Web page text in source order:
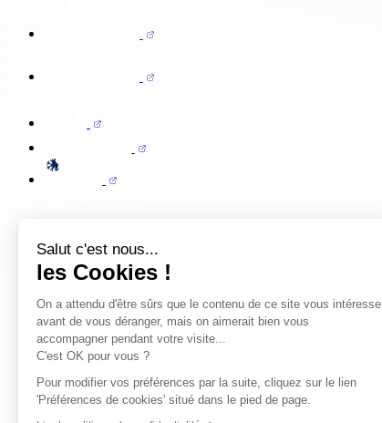
Salut c'est nous...
les Cookies !
On a attendu d'être sûrs que le contenu de ce site vous intéresse
avant de vous déranger, mais on aimerait bien vous
accompagner pendant votre visite...
C'est OK pour vous ?
Pour modifier vos préférences par la suite, cliquez sur le lien
'Préférences de cookies' situé dans le pied de page.